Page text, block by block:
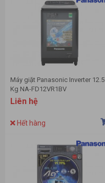
Máy giặt Panasonic Inverter 12.5
Kg NA-FD12VR1BV
Liên hệ
Hết hàng